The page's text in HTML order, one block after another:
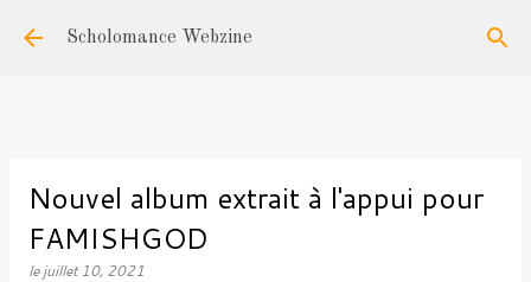
Accéder au contenu principal
Scholomance Webzine
Nouvel album extrait à l'appui pour
FAMISHGOD
lejuillet 10, 2021